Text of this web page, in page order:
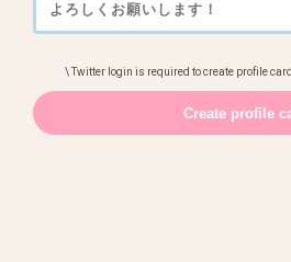
\ Twitter login is required to create profile